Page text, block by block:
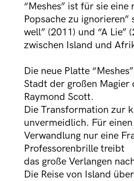
“Meshes” ist für sie
Popsache zu
well” (2011) und “A
zwischen Island und
Die neue Platte
Stadt der großen Magier
Raymond Scott.
Die Transformation zur
unvermeidlich. Für
Verwandlung nur eine
Professorenbrille treibt
das große Verlangen
Die Reise von Island